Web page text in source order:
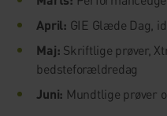
April: GIE Glæde Dag,
Maj: Skriftlige prøver,
bedsteforældredag
Juni: Mundtlige prøver